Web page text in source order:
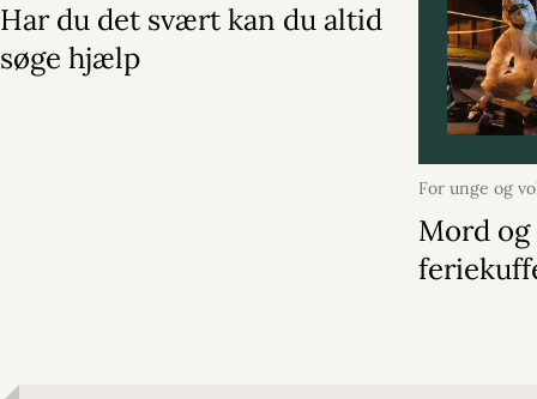
Har du det svært kan du altid
søge hjælp
For unge og
2026
Mord